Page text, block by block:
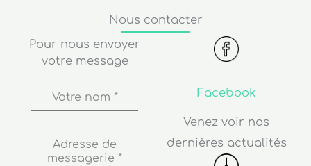
Nous contacter
Pour nous envoyer
votre message
Votre nom *
Adresse de
messagerie *
Facebook
Venez voir nos
dernières actualités